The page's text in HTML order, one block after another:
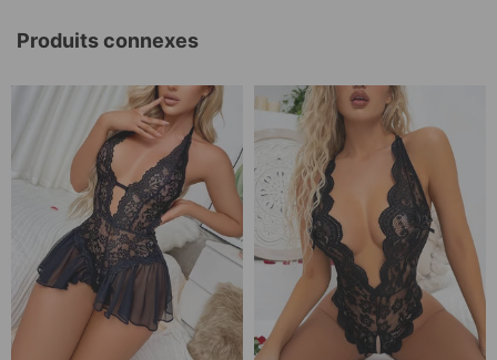
Produits connexes